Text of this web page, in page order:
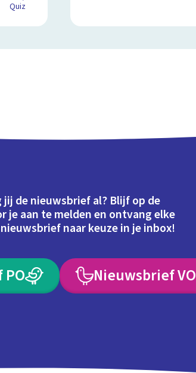
Quiz
jij de nieuwsbrief al? Blijf op de
je aan te melden en ontvang elke
naar keuze in je inbox!
Nieuwsbrief VO